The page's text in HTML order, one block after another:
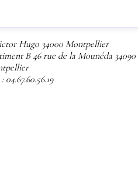
Hugo 34000 Montpellier
B 46 rue de la Mounéda 34090
04.67.60.56.19